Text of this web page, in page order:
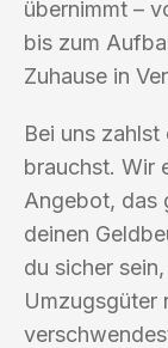
übernimmt –
bis zum
Zuhause in
Bei uns
brauchst. Wir
Angebot, das
deinen
du sicher
Umzugsgüter